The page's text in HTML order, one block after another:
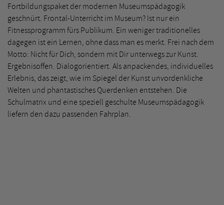
Fortbildungspaket der modernen Museumspädagogik
geschnürt. Frontal-Unterricht im Museum? Ist nur ein
Fitnessprogramm fürs Publikum. Ein weniger traditionelles
dagegen ist ein Lernen, ohne dass man es merkt. Frei nach dem
Motto: Nicht für Dich, sondern mit Dir unterwegs zur Kunst.
Ergebnisoffen. Dialogorientiert. Als anpackendes, individuelles
Erlebnis, das zeigt, wie im Spiegel der Kunst unvordenkliche
Welten und phantastisches Querdenken entstehen. Die
Schulmatrix und eine speziell geschulte Museumspädagogik
liefern den dazu passenden Fahrplan.